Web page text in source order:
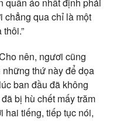
chẳng qua chỉ là một
nên, ngươi cũng
thứ này để dọa
ban đầu đã không
bị hù chết mấy trăm
hai tiếng, tiếp tục nói,